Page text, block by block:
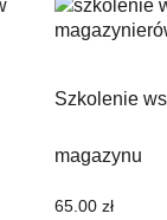
Szkolenie
magazynu
65.00 zł